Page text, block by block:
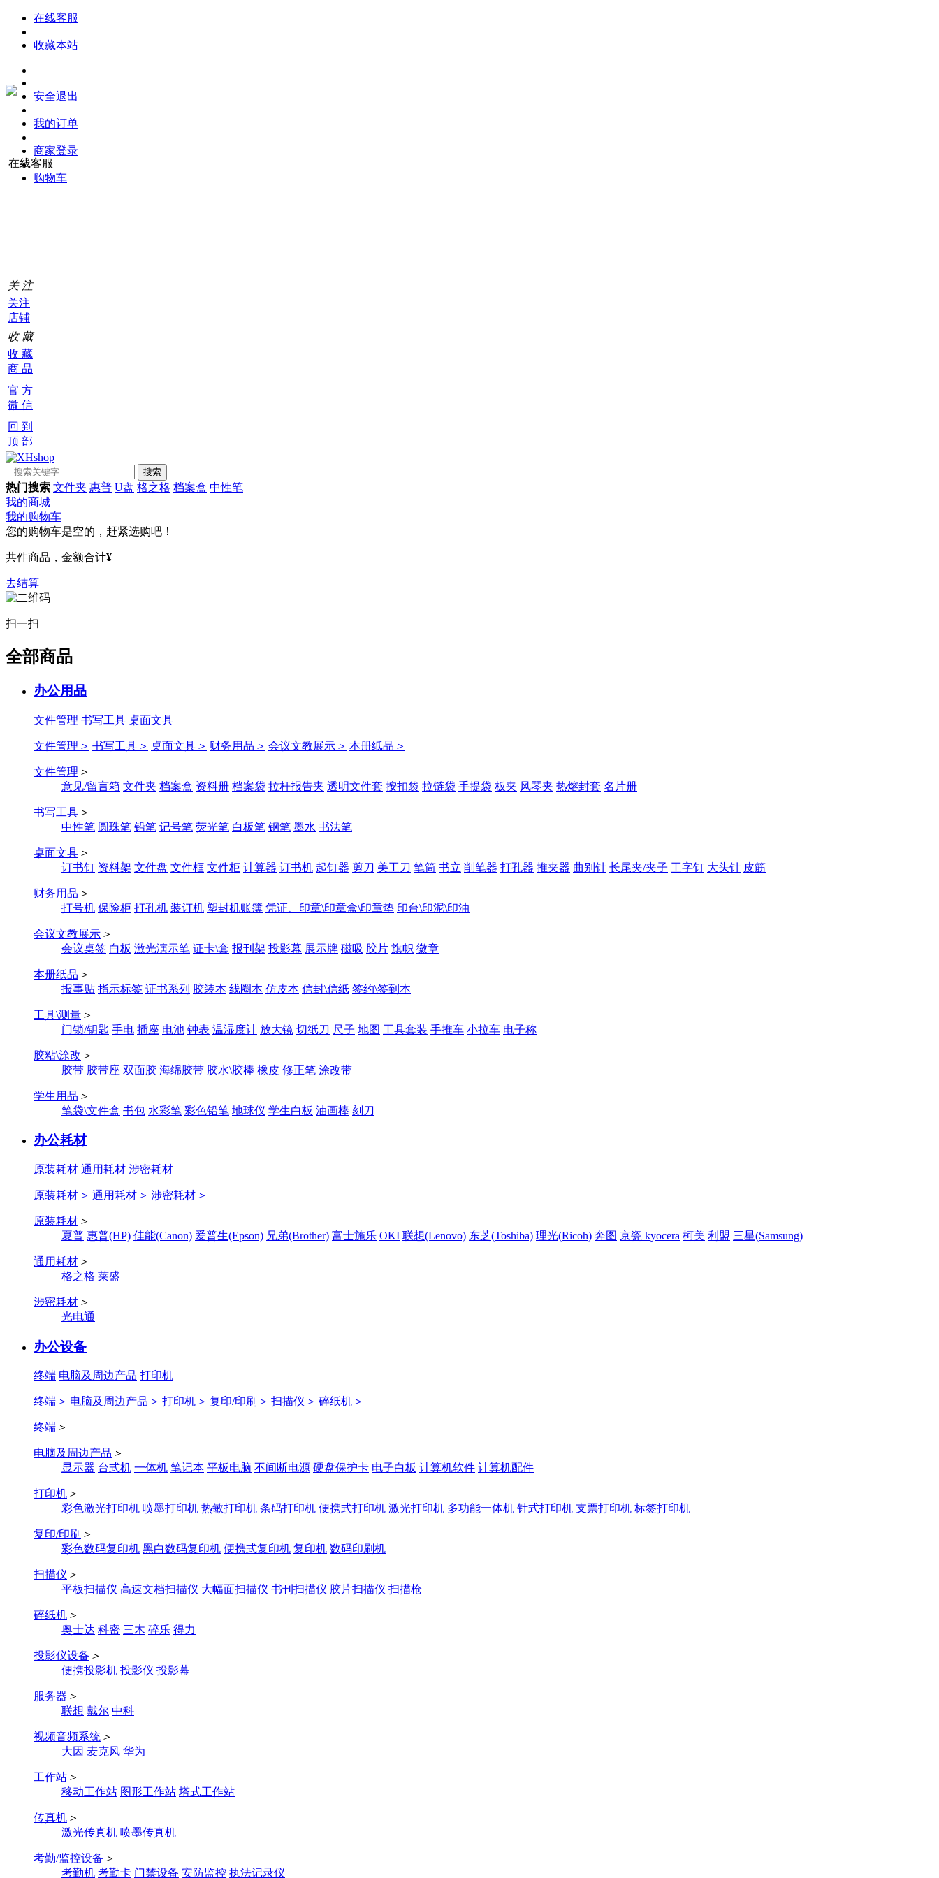
在线客服
收藏本站
安全退出
我的订单
商家登录
购物车
在线客服
关 注
关注
店铺
收 藏
收 藏
商 品
官 方
微 信
回 到
顶 部
热门搜索 文件夹 惠普 U盘 格之格 档案盒 中性笔
我的商城
我的购物车
您的购物车是空的，赶紧选购吧！
共件商品，金额合计¥
去结算
扫一扫
全部商品
办公用品
文件管理 书写工具 桌面文具
文件管理 ＞ 书写工具 ＞ 桌面文具 ＞ 财务用品 ＞ 会议文教展示 ＞ 本册纸品 ＞
文件管理 ＞
意见/留言箱 文件夹 档案盒 资料册 档案袋 拉杆报告夹 透明文件套 按扣袋 拉链袋 手提袋 板夹 风琴夹 热熔封套 名片册
书写工具 ＞
中性笔 圆珠笔 铅笔 记号笔 荧光笔 白板笔 钢笔 墨水 书法笔
桌面文具 ＞
订书钉 资料架 文件盘 文件框 文件柜 计算器 订书机 起钉器 剪刀 美工刀 笔筒 书立 削笔器 打孔器 推夹器 曲别针 长尾夹/夹子 工字钉 大头针 皮筋
财务用品 ＞
打号机 保险柜 打孔机 装订机 塑封机账簿 凭证、印章\印章盒\印章垫 印台\印泥\印油
会议文教展示 ＞
会议桌签 白板 激光演示笔 证卡\套 报刊架 投影幕 展示牌 磁吸 胶片 旗帜 徽章
本册纸品 ＞
报事贴 指示标签 证书系列 胶装本 线圈本 仿皮本 信封\信纸 签约\签到本
工具\测量 ＞
门锁/钥匙 手电 插座 电池 钟表 温湿度计 放大镜 切纸刀 尺子 地图 工具套装 手推车 小拉车 电子称
胶粘\涂改 ＞
胶带 胶带座 双面胶 海绵胶带 胶水\胶棒 橡皮 修正笔 涂改带
学生用品 ＞
笔袋\文件盒 书包 水彩笔 彩色铅笔 地球仪 学生白板 油画棒 刻刀
办公耗材
原装耗材 通用耗材 涉密耗材
原装耗材 ＞ 通用耗材 ＞ 涉密耗材 ＞
原装耗材 ＞
夏普 惠普(HP) 佳能(Canon) 爱普生(Epson) 兄弟(Brother) 富士施乐 OKI 联想(Lenovo) 东芝(Toshiba) 理光(Ricoh) 奔图 京瓷 kyocera 柯美 利盟 三星(Samsung)
通用耗材 ＞
格之格 莱盛
涉密耗材 ＞
光电通
办公设备
终端 电脑及周边产品 打印机
终端 ＞ 电脑及周边产品 ＞ 打印机 ＞ 复印/印刷 ＞ 扫描仪 ＞ 碎纸机 ＞
终端 ＞
电脑及周边产品 ＞
显示器 台式机 一体机 笔记本 平板电脑 不间断电源 硬盘保护卡 电子白板 计算机软件 计算机配件
打印机 ＞
彩色激光打印机 喷墨打印机 热敏打印机 条码打印机 便携式打印机 激光打印机 多功能一体机 针式打印机 支票打印机 标签打印机
复印/印刷 ＞
彩色数码复印机 黑白数码复印机 便携式复印机 复印机 数码印刷机
扫描仪 ＞
平板扫描仪 高速文档扫描仪 大幅面扫描仪 书刊扫描仪 胶片扫描仪 扫描枪
碎纸机 ＞
奥士达 科密 三木 碎乐 得力
投影仪设备 ＞
便携投影机 投影仪 投影幕
服务器 ＞
联想 戴尔 中科
视频音频系统 ＞
大因 麦克风 华为
工作站 ＞
移动工作站 图形工作站 塔式工作站
传真机 ＞
激光传真机 喷墨传真机
考勤/监控设备 ＞
考勤机 考勤卡 门禁设备 安防监控 执法记录仪